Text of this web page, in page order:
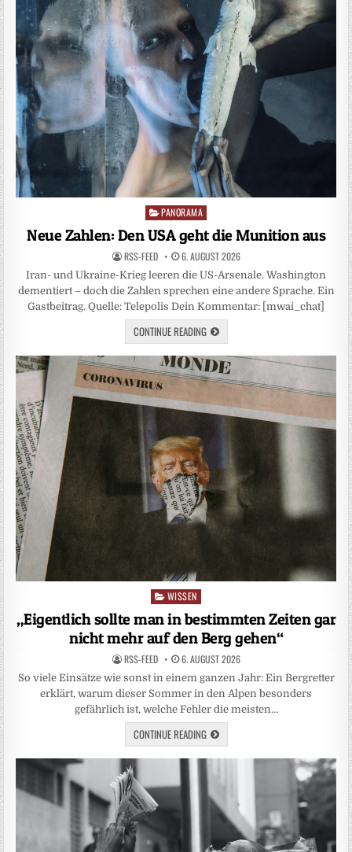
Posted
in
PANORAMA
Neue Zahlen: Den USA geht die Munition aus
RSS-FEED 6. AUGUST 2026
Iran- und Ukraine-Krieg leeren die US-Arsenale. Washington
dementiert – doch die Zahlen sprechen eine andere Sprache. Ein
Gastbeitrag. Quelle: Telepolis Dein Kommentar: [mwai_chat]
CONTINUE READING
Posted
WISSEN
„Eigentlich sollte man in bestimmten Zeiten gar
nicht mehr auf den Berg gehen“
RSS-FEED 6. AUGUST 2026
So viele Einsätze wie sonst in einem ganzen Jahr: Ein Bergretter
erklärt, warum dieser Sommer in den Alpen besonders
gefährlich ist, welche Fehler die meisten…
CONTINUE READING